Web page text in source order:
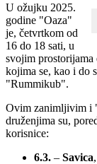
U ožujku 2025.
godine "Oaza"
je, četvrtkom od
16 do 18 sati, u
svojim prostorijama
kojima se, kao i do
"Rummikub".
Ovim zanimljivim i
druženjima su,
korisnice:
6.3. – Savica,